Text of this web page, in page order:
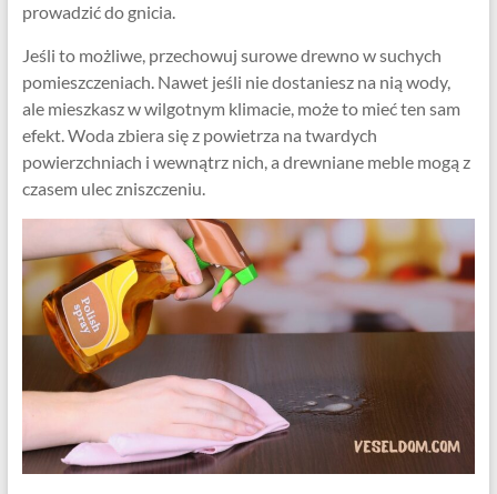
prowadzić do gnicia.
Jeśli to możliwe, przechowuj surowe drewno w suchych
pomieszczeniach. Nawet jeśli nie dostaniesz na nią wody,
ale mieszkasz w wilgotnym klimacie, może to mieć ten sam
efekt. Woda zbiera się z powietrza na twardych
powierzchniach i wewnątrz nich, a drewniane meble mogą z
czasem ulec zniszczeniu.